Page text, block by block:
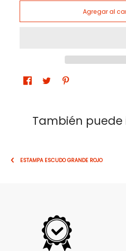
Agregar al
También
ESTAMPA ESCUDO GRANDE ROJO